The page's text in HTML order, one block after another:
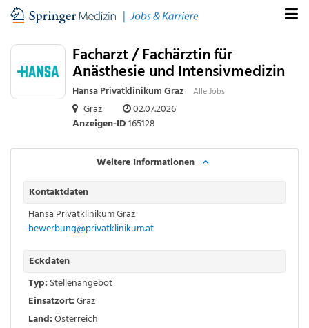
Facharzt / Fachärztin für
Anästhesie und Intensivmedizin
Hansa Privatklinikum Graz Alle Jobs
Graz
02.07.2026
Anzeigen-ID165128
Weitere Informationen
Kontaktdaten
Hansa Privatklinikum Graz
bewerbung@privatklinikum.at
Eckdaten
Typ: Stellenangebot
Einsatzort:Graz
Land:Österreich